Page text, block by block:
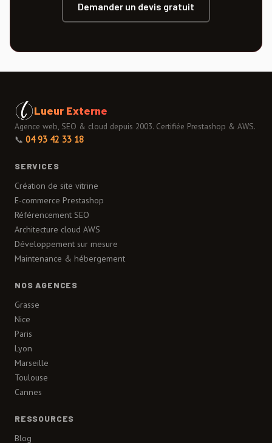
Demander un devis gratuit
Lueur Externe
Agence web, SEO & cloud depuis 2003. Certifiée Prestashop & AWS.
📞 04 93 42 33 18
SERVICES
Création de site vitrine
E-commerce Prestashop
Référencement SEO
Architecture cloud AWS
Développement sur mesure
Maintenance & hébergement
NOS AGENCES
Grasse
Nice
Paris
Lyon
Marseille
Toulouse
Cannes
RESSOURCES
Blog